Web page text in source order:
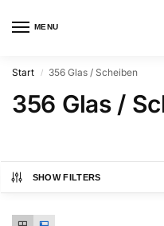
MENU
Start / 356 Glas / Scheiben
356 Glas /
SHOW FILTERS